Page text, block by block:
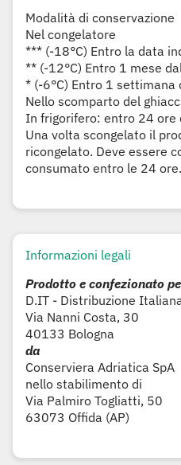
Modalità di conservazione
Nel congelatore
*** (-18°C) Entro la data
** (-12°C) Entro 1 mese
* (-6°C) Entro 1 settimana
Nello scomparto del
In frigorifero: entro 24 ore
Una volta scongelato il
ricongelato. Deve essere
consumato entro le 24 ore.
Informazioni legali
Prodotto e confezionato
D.IT - Distribuzione
Via Nanni Costa, 30
40133 Bologna
da
Conserviera Adriatica SpA
nello stabilimento di
Via Palmiro Togliatti, 50
63073 Offida (AP)